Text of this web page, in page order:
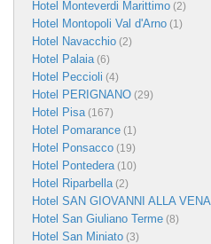
Hotel Monteverdi Marittimo (2)
Hotel Montopoli Val d'Arno (1)
Hotel Navacchio (2)
Hotel Palaia(6)
Hotel Peccioli (4)
Hotel PERIGNANO (29)
Hotel Pisa(167)
Hotel Pomarance (1)
Hotel Ponsacco (19)
Hotel Pontedera(10)
Hotel Riparbella(2)
Hotel SAN GIOVANNI ALLA VENA
Hotel San Giuliano Terme (8)
Hotel San Miniato (3)